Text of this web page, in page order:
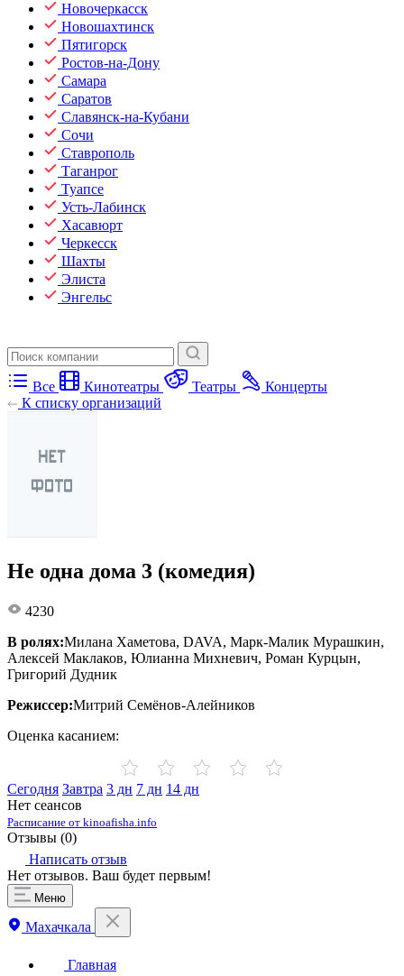
Новочеркасск
Новошахтинск
Пятигорск
Ростов-на-Дону
Самара
Саратов
Славянск-на-Кубани
Сочи
Ставрополь
Таганрог
Туапсе
Усть-Лабинск
Хасавюрт
Черкесск
Шахты
Элиста
Энгельс
Все Кинотеатры Театры
Концерты
К списку организаций
Не одна дома 3 (комедия)
4230
В ролях:Милана Хаметова, DAVA, Марк-Малик Мурашкин,
Алексей Маклаков, Юлианна Михневич, Роман Курцын,
Григорий Дудник
Режиссер:Митрий Семёнов-Алейников
Оценка касанием:
Сегодня Завтра 3 дн 7 дн 14 дн
Нет сеансов
Расписание от kinoafisha.info
Отзывы (0)
Написать отзыв
Нет отзывов. Ваш будет первым!
Меню
Махачкала
Главная